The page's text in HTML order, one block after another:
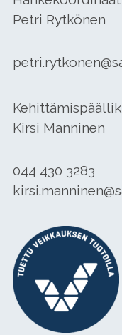
Petri Rytkönen
Kirsi Manninen
044 430 3283